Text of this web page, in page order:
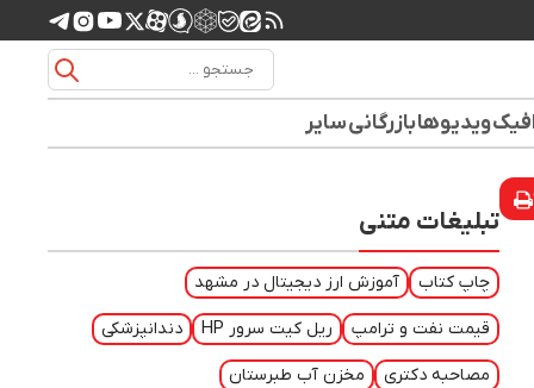
ویدیوهابازرگانیسایر
تبلیغات متنی
چاپ کتاب آموزش ارز دیجیتال در مشهد
قیمت نفت و ترامپ ریل کیت سرور HP دندانپزشکی
مصاحبه دکتری مخزن آب طبرستان